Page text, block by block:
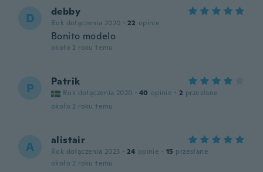
D debby
Rok dołączenia 2020 · 22 opinie
Bonito modelo
około 2 roku temu
P Patrik
Rok dołączenia 2020 · 40 opinie · 2 przesłane
około 2 roku temu
A alistair
Rok dołączenia 2023 · 24 opinie · 15 przesłane
około 2 roku temu